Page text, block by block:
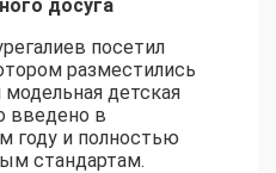
досуга
посетил
разместились
детская
введено в
году и полностью
стандартам.